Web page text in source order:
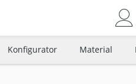
Konfigurator Material